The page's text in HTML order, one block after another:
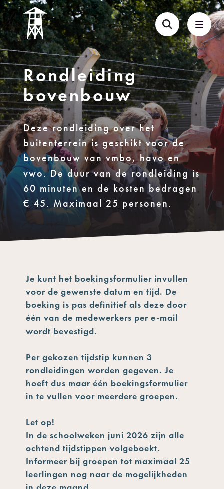
Rondleiding
bovenbouw
Deze rondleiding over het
buitenterrein is geschikt voor de
bovenbouw van vmbo, havo en
vwo. De duur van de rondleiding is
60 minuten en de kosten bedragen
€ 45. Maximaal 25 personen.
Je kunt het boekingsformulier invullen
voor de gewenste datum en tijd. De
boeking is pas definitief als deze door
één van de medewerkers per e-mail
wordt bevestigd.
Per gekozen tijdstip kunnen 3
rondleidingen worden gegeven. Je
hoeft dus maar één boekingsformulier
in te vullen voor meerdere groepen.
Let op!
In de schoolweken juni 2026 zijn alle
ochtend tijdstippen volgeboekt.
Informeer bij groepen tot maximaal 25
leerlingen nog naar de mogelijkheden